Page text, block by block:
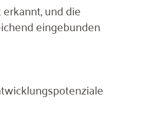
und die
eingebunden